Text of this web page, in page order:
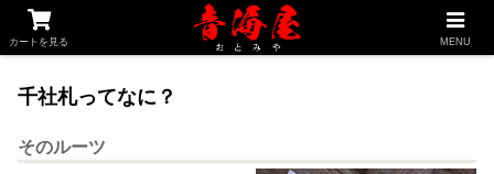
釣り専科 家紋専科 千社札専科 買物かご
千社札ってなに？
そのルーツ
カートを見る MENU